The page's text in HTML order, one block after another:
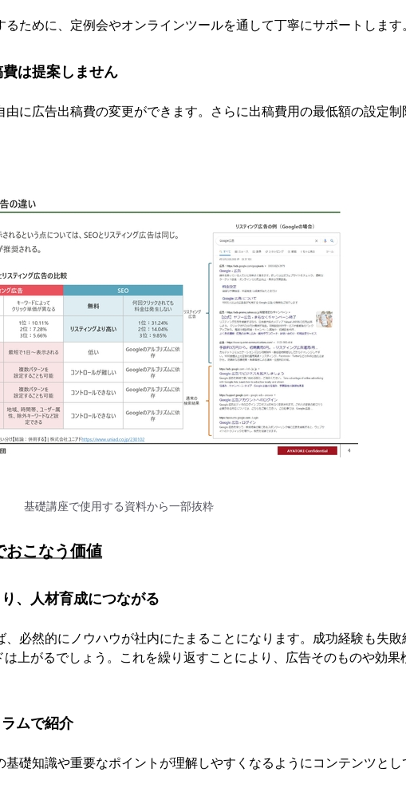
ために、定例会やオンラインツールを通して丁寧にサポートします
は提案しません
に広告出稿費の変更ができます。さらに出稿費用の最低額の設定制
基礎講座で使用する資料から一部抜粋
おこなう価値
、人材育成につながる
、必然的にノウハウが社内にたまることになります。成功経験も失敗
上がるでしょう。これを繰り返すことにより、広告そのものや効果
ムで紹介
基礎知識や重要なポイントが理解しやすくなるようにコンテンツとし